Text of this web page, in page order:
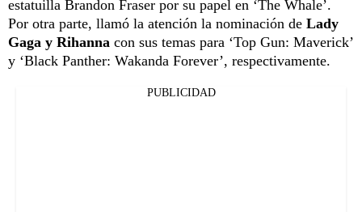
estatuilla Brandon Fraser por su papel en ‘The Whale’.
Por otra parte, llamó la atención la nominación de Lady
Gaga y Rihanna con sus temas para ‘Top Gun: Maverick’
y ‘Black Panther: Wakanda Forever’, respectivamente.
PUBLICIDAD